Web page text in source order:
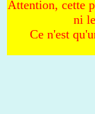
Attention, cette
ni
Ce n'est